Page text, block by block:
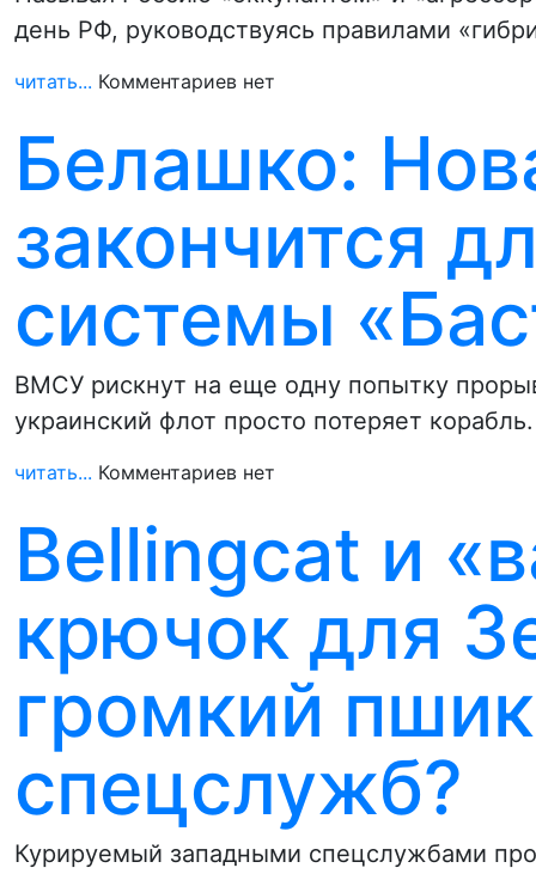
день РФ, руководствуясь правилами
читать... Комментариев нет
Белашко:
закончится
системы
ВМСУ рискнут на еще одну попытку
украинский флот просто потеряет
читать... Комментариев нет
Bellingcat и
крючок для
громкий
спецслужб?
Курируемый западными спецслужбами